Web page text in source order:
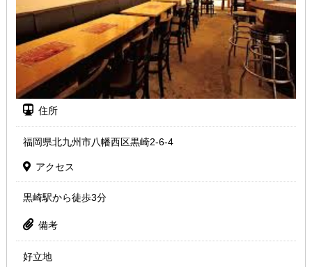
住所
福岡県北九州市八幡西区黒崎2-6-4
アクセス
黒崎駅から徒歩3分
備考
好立地